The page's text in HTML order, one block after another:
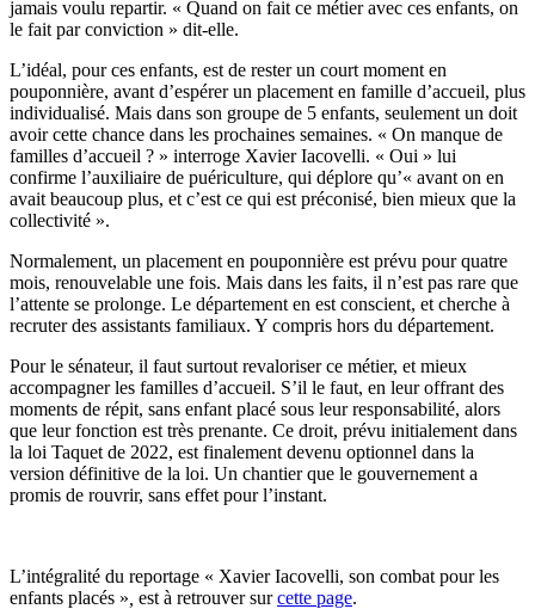
jamais voulu repartir. « Quand on fait ce métier avec ces enfants, on
le fait par conviction » dit-elle.
L’idéal, pour ces enfants, est de rester un court moment en
pouponnière, avant d’espérer un placement en famille d’accueil, plus
individualisé. Mais dans son groupe de 5 enfants, seulement un doit
avoir cette chance dans les prochaines semaines. « On manque de
familles d’accueil ? » interroge Xavier Iacovelli. « Oui » lui
confirme l’auxiliaire de puériculture, qui déplore qu’« avant on en
avait beaucoup plus, et c’est ce qui est préconisé, bien mieux que la
collectivité ».
Normalement, un placement en pouponnière est prévu pour quatre
mois, renouvelable une fois. Mais dans les faits, il n’est pas rare que
l’attente se prolonge. Le département en est conscient, et cherche à
recruter des assistants familiaux. Y compris hors du département.
Pour le sénateur, il faut surtout revaloriser ce métier, et mieux
accompagner les familles d’accueil. S’il le faut, en leur offrant des
moments de répit, sans enfant placé sous leur responsabilité, alors
que leur fonction est très prenante. Ce droit, prévu initialement dans
la loi Taquet de 2022, est finalement devenu optionnel dans la
version définitive de la loi. Un chantier que le gouvernement a
promis de rouvrir, sans effet pour l’instant.
L’intégralité du reportage « Xavier Iacovelli, son combat pour les
enfants placés » est à retrouver surcette page.